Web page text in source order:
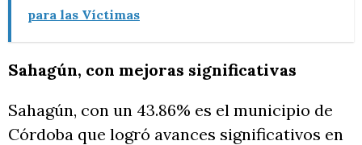
para las Víctimas
Sahagún, con mejoras significativas
Sahagún, con un 43.86% es el municipio de
Córdoba que logró avances significativos en